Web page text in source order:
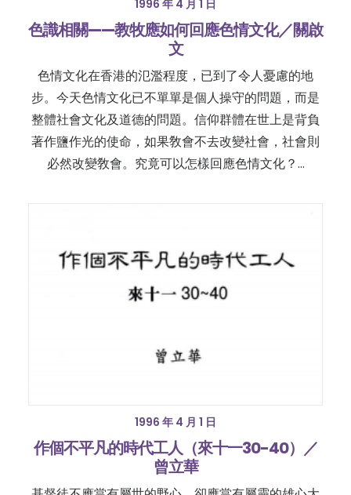
1996 年 4 月 1 日
色識相關——教牧應如何回應色情文化／關啟
文
色情文化在香港的氾濫程度，已到了令人憂慮的地
步。今天色情文化已不單單是個人操守的問題，而是
整體社會文化及道德的問題。信仰群體在世上是背負
著作鹽作光的使命，如果敎會不去改變社會，社會則
必然改變敎會。究竟可以怎樣回應色情文化？…
1996 年 4 月 1 日
作個不平凡的時代工人（來十一30-40）／
曾立華